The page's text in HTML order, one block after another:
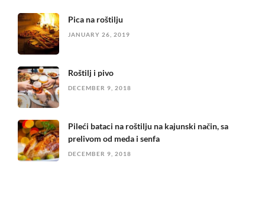
Pica na roštilju
JANUARY 26, 2019
Roštilj i pivo
DECEMBER 9, 2018
Pileći bataci na roštilju na kajunski način, sa
prelivom od meda i senfa
DECEMBER 9, 2018